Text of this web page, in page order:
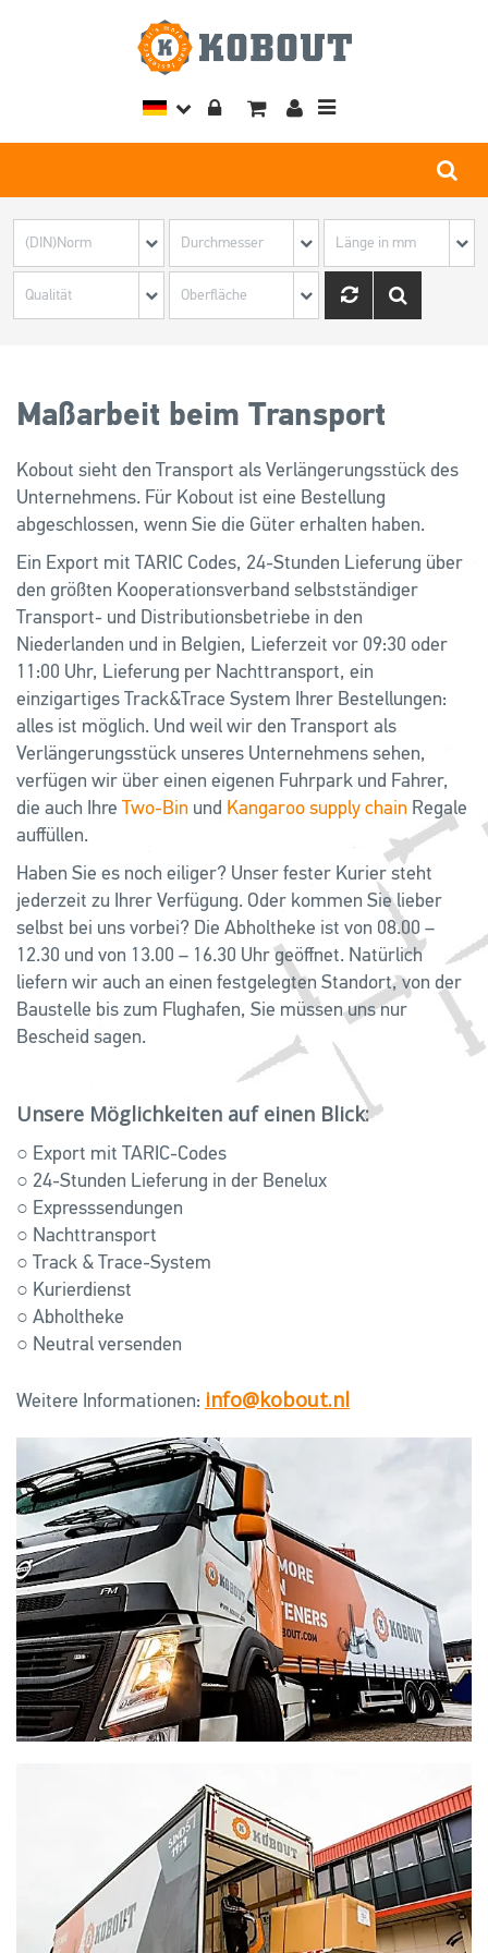
Toggle
Maßarbeit beim Transport
Kobout sieht den Transport als Verlängerungsstück des
Unternehmens. Für Kobout ist eine Bestellung
abgeschlossen, wenn Sie die Güter erhalten haben.
Ein Export mit TARIC Codes, 24-Stunden Lieferung über
den größten Kooperationsverband selbstständiger
Transport- und Distributionsbetriebe in den
Niederlanden und in Belgien, Lieferzeit vor 09:30 oder
11:00 Uhr, Lieferung per Nachttransport, ein
einzigartiges Track&Trace System Ihrer Bestellungen:
alles ist möglich. Und weil wir den Transport als
Verlängerungsstück unseres Unternehmens sehen,
verfügen wir über einen eigenen Fuhrpark und Fahrer,
die auch Ihre Two-Bin und Kangaroo supply chain Regale
auffüllen.
Haben Sie es noch eiliger? Unser fester Kurier steht
jederzeit zu Ihrer Verfügung. Oder kommen Sie lieber
selbst bei uns vorbei? Die Abholtheke ist von 08.00 –
12.30 und von 13.00 – 16.30 Uhr geöffnet. Natürlich
liefern wir auch an einen festgelegten Standort, von der
Baustelle bis zum Flughafen, Sie müssen uns nur
Bescheid sagen.
Unsere Möglichkeiten auf einen Blick:
○ Export mit TARIC-Codes
○ 24-Stunden Lieferung in der Benelux
○ Expresssendungen
○ Nachttransport
○ Track & Trace-System
○ Kurierdienst
○ Abholtheke
○ Neutral versenden
Weitere Informationen: info@kobout.nl